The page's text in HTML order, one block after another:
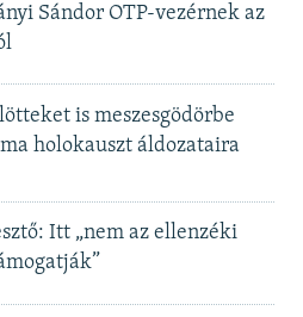
Sándor OTP-vezérnek az
is meszesgödörbe
holokauszt áldozataira
Itt „nem az ellenzéki